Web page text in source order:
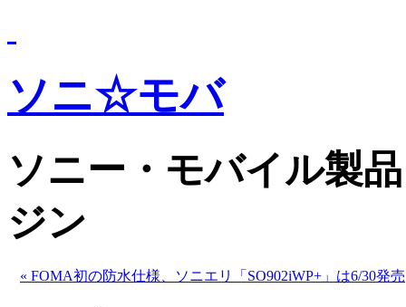
ソニ☆モバ
ソニー・モバイル製
ジン
« FOMA初の防水仕様、ソニエリ「SO902iWP+」は6/30発売